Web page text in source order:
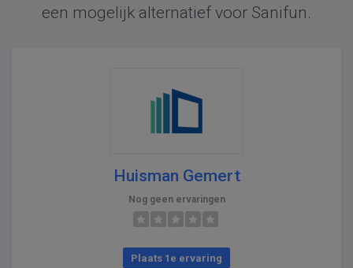
een mogelijk alternatief voor Sanifun.
Huisman Gemert
Nog geen ervaringen
Plaats 1e ervaring